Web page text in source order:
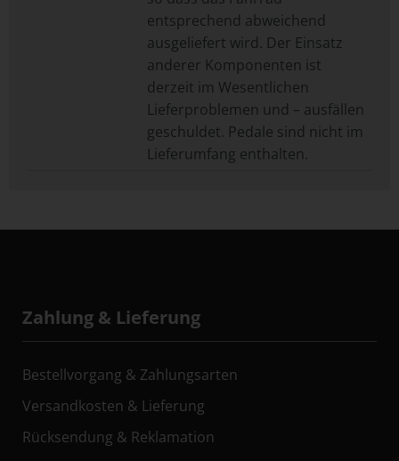
entsprechend abweichend
ausgeliefert wird. Der Einsatz
anderer Komponenten ist
derzeit im Wesentlichen
Lieferproblemen und – ausfällen
geschuldet. Pedale sind nicht im
Lieferumfang enthalten.
Zahlung & Lieferung
Bestellvorgang & Zahlungsarten
Versandkosten & Lieferung
Rücksendung & Reklamation